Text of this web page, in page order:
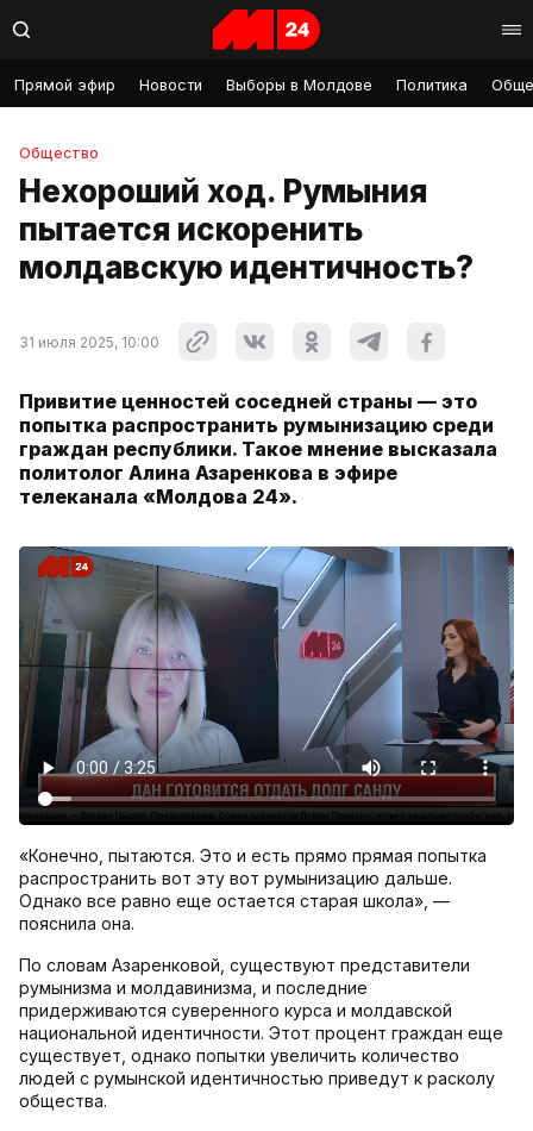
Прямой эфир Новости Выборы в Молдове Политика
Общество
Нехороший ход. Румыния
пытается искоренить
молдавскую идентичность?
31 июля 2025, 10:00
Привитие ценностей соседней страны — это
попытка распространить румынизацию среди
граждан республики. Такое мнение высказала
политолог Алина Азаренкова в эфире
телеканала «Молдова 24».
«Конечно, пытаются. Это и есть прямо прямая попытка
распространить вот эту вот румынизацию дальше.
Однако все равно еще остается старая школа», —
пояснила она.
По словам Азаренковой, существуют представители
румынизма и молдавинизма, и последние
придерживаются суверенного курса и молдавской
национальной идентичности. Этот процент граждан еще
существует, однако попытки увеличить количество
людей с румынской идентичностью приведут к расколу
общества.